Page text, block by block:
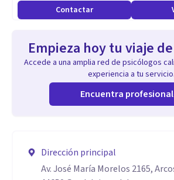
Contactar
Empieza hoy tu viaje
Accede a una amplia red de psicólogos
experiencia a tu servicio.
Encuentra
Dirección principal
Av. José María Morelos 2165,